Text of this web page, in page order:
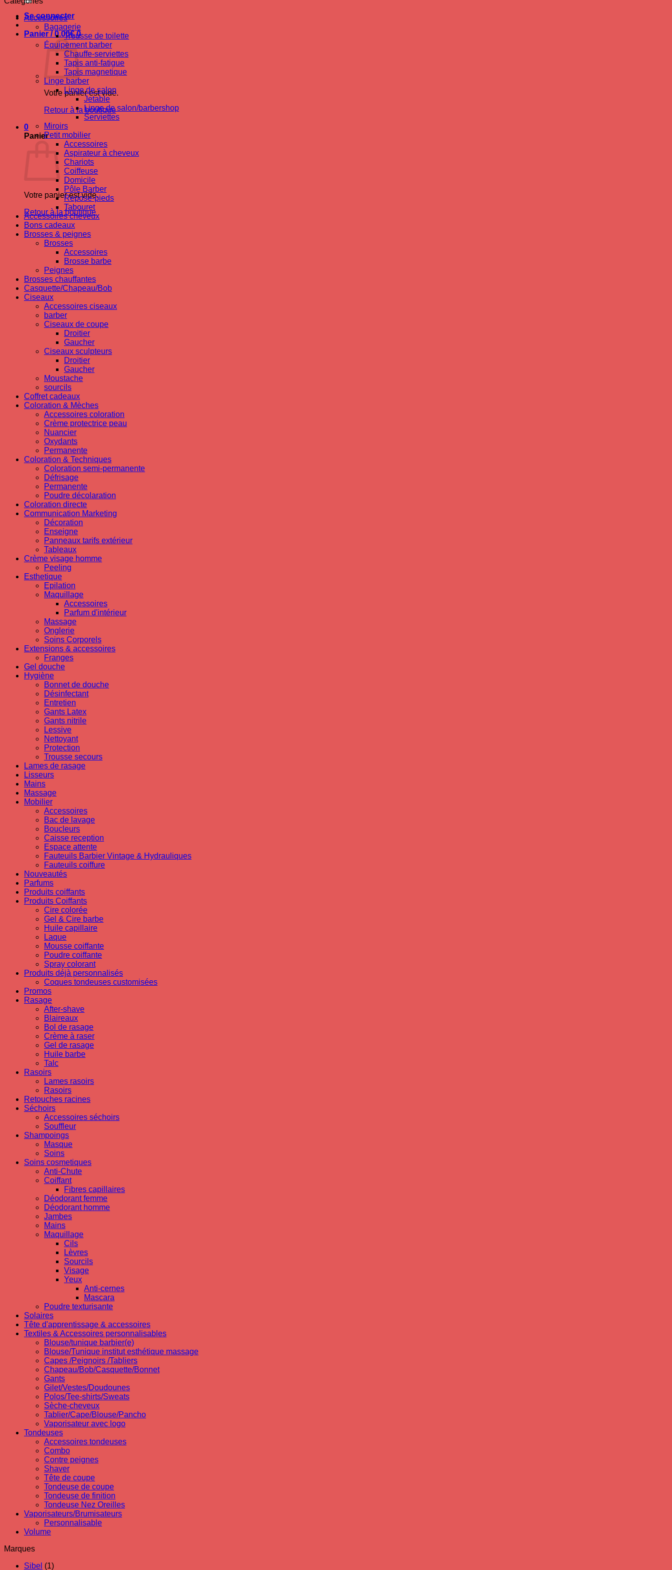
Se connecter
Panier /0.00€ 0
Votre panier est vide.
Retour à la boutique
0
Panier
Votre panier est vide.
Retour à la boutique
Accessoires
Bagagerie
Trousse de toilette
Équipement barber
Chauffe-serviettes
Tapis anti-fatigue
Tapis magnetique
Linge barber
Linge de salon
Jetable
Linge de salon/barbershop
Serviettes
Miroirs
Petit mobilier
Accessoires
Aspirateur à cheveux
Chariots
Coiffeuse
Domicile
Pôle Barber
Repose-pieds
Tabouret
Accessoires cheveux
Bons cadeaux
Brosses & peignes
Brosses
Accessoires
Brosse barbe
Peignes
Brosses chauffantes
Casquette/Chapeau/Bob
Ciseaux
Accessoires ciseaux
barber
Ciseaux de coupe
Droitier
Gaucher
Ciseaux sculpteurs
Droitier
Gaucher
Moustache
sourcils
Coffret cadeaux
Coloration & Mèches
Accessoires coloration
Crème protectrice peau
Nuancier
Oxydants
Permanente
Coloration & Techniques
Coloration semi-permanente
Défrisage
Permanente
Poudre décolaration
Coloration directe
Communication Marketing
Décoration
Enseigne
Panneaux tarifs extérieur
Tableaux
Crème visage homme
Peeling
Esthetique
Epilation
Maquillage
Accessoires
Parfum d'intérieur
Massage
Onglerie
Soins Corporels
Extensions & accessoires
Franges
Gel douche
Hygiène
Bonnet de douche
Désinfectant
Entretien
Gants Latex
Gants nitrile
Lessive
Nettoyant
Protection
Trousse secours
Lames de rasage
Lisseurs
Mains
Massage
Mobilier
Accessoires
Bac de lavage
Boucleurs
Caisse reception
Espace attente
Fauteuils Barbier Vintage & Hydrauliques
Fauteuils coiffure
Nouveautés
Parfums
Produits coiffants
Produits Coiffants
Cire colorée
Gel & Cire barbe
Huile capillaire
Laque
Mousse coiffante
Poudre coiffante
Spray colorant
Produits déjà personnalisés
Coques tondeuses customisées
Promos
Rasage
After-shave
Blaireaux
Bol de rasage
Crème à raser
Gel de rasage
Huile barbe
Talc
Rasoirs
Lames rasoirs
Rasoirs
Retouches racines
Séchoirs
Accessoires séchoirs
Souffleur
Shampoings
Masque
Soins
Soins cosmetiques
Anti-Chute
Coiffant
Fibres capillaires
Déodorant femme
Déodorant homme
Jambes
Mains
Maquillage
Cils
Lèvres
Sourcils
Visage
Yeux
Anti-cernes
Mascara
Poudre texturisante
Solaires
Tête d'apprentissage & accessoires
Textiles & Accessoires personnalisables
Blouse/tunique barbier(e)
Blouse/Tunique institut esthétique massage
Capes /Peignoirs /Tabliers
Chapeau/Bob/Casquette/Bonnet
Gants
Gilet/Vestes/Doudounes
Polos/Tee-shirts/Sweats
Sèche-cheveux
Tablier/Cape/Blouse/Pancho
Vaporisateur avec logo
Tondeuses
Accessoires tondeuses
Combo
Contre peignes
Shaver
Tête de coupe
Tondeuse de coupe
Tondeuse de finition
Tondeuse Nez Oreilles
Vaporisateurs/Brumisateurs
Personnalisable
Volume
Marques
Sibel (1)